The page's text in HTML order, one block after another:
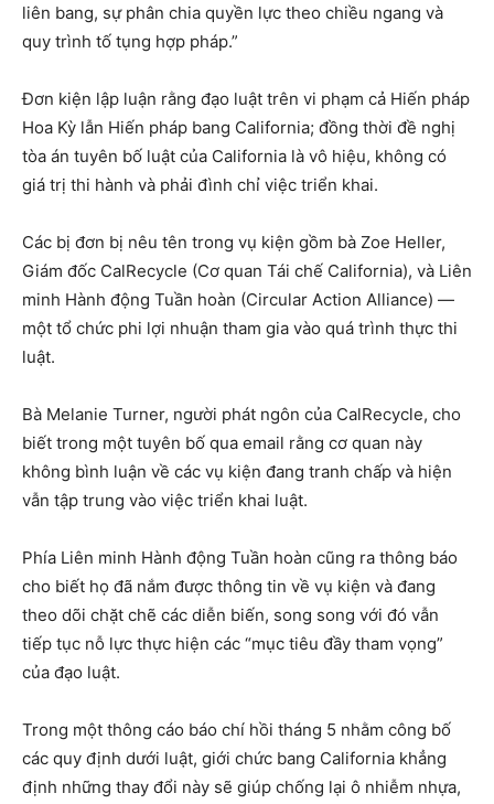
liên bang, sự phân chia quyền lực theo chiều ngang và
quy trình tố tụng hợp pháp.”
Đơn kiện lập luận rằng đạo luật trên vi phạm cả Hiến pháp
Hoa Kỳ lẫn Hiến pháp bang California; đồng thời đề nghị
tòa án tuyên bố luật của California là vô hiệu, không có
giá trị thi hành và phải đình chỉ việc triển khai.
Các bị đơn bị nêu tên trong vụ kiện gồm bà Zoe Heller,
Giám đốc CalRecycle (Cơ quan Tái chế California), và Liên
minh Hành động Tuần hoàn (Circular Action Alliance) —
một tổ chức phi lợi nhuận tham gia vào quá trình thực thi
luật.
Bà Melanie Turner, người phát ngôn của CalRecycle, cho
biết trong một tuyên bố qua email rằng cơ quan này
không bình luận về các vụ kiện đang tranh chấp và hiện
vẫn tập trung vào việc triển khai luật.
Phía Liên minh Hành động Tuần hoàn cũng ra thông báo
cho biết họ đã nắm được thông tin về vụ kiện và đang
theo dõi chặt chẽ các diễn biến, song song với đó vẫn
tiếp tục nỗ lực thực hiện các “mục tiêu đầy tham vọng”
của đạo luật.
Trong một thông cáo báo chí hồi tháng 5 nhằm công bố
các quy định dưới luật, giới chức bang California khẳng
định những thay đổi này sẽ giúp chống lại ô nhiễm nhựa,